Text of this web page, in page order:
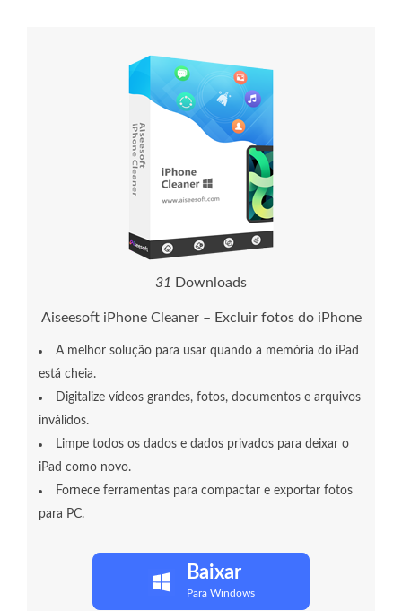
35 Downloads
Aiseesoft iPhone Cleaner – Excluir fotos do iPhone
A melhor solução para usar quando a memória do iPad
está cheia.
Digitalize vídeos grandes, fotos, documentos e arquivos
inválidos.
Limpe todos os dados e dados privados para deixar o
iPad como novo.
Fornece ferramentas para compactar e exportar fotos
para PC.
Baixar
Para Windows